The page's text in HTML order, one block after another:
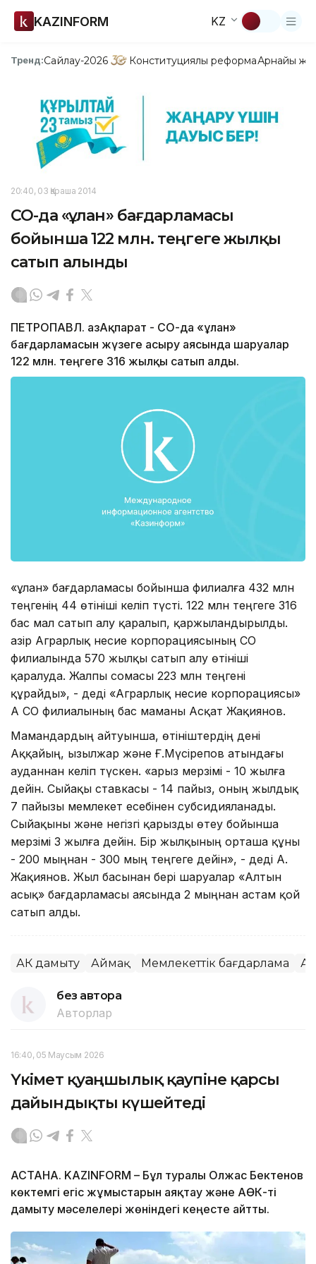
KAZINFORM KZ
Тренд:Сайлау-2026 Конституциялық реформаАрнайы
20:40, 03 Қараша 2014
СҚО-да «Құлан» бағдарламасы
бойынша 122 млн. теңгеге жылқы
сатып алынды
ПЕТРОПАВЛ. ҚазАқпарат - СҚО-да «Құлан»
бағдарламасын жүзеге асыру аясында шаруалар
122 млн. теңгеге 316 жылқы сатып алды.
«Құлан» бағдарламасы бойынша филиалға 432 млн
теңгенің 44 өтініші келіп түсті. 122 млн теңгеге 316
бас мал сатып алу қаралып, қаржыландырылды.
Қазір Аграрлық несие корпорациясының СҚО
филиалында 570 жылқы сатып алу өтініші
қаралуда. Жалпы сомасы 223 млн теңгені
құрайды», - деді «Аграрлық несие корпорациясы»
АҚ СҚО филиалының бас маманы Асқат Жақиянов.
Мамандардың айтуынша, өтініштердің дені
Аққайың, Қызылжар және Ғ.Мүсірепов атындағы
ауданнан келіп түскен. «Қарыз мерзімі - 10 жылға
дейін. Сыйақы ставкасы - 14 пайыз, оның жылдық
7 пайызы мемлекет есебінен субсидияланады.
Сыйақыны және негізгі қарызды өтеу бойынша
мерзімі 3 жылға дейін. Бір жылқының орташа құны
- 200 мыңнан - 300 мың теңгеге дейін», - деді А.
Жақиянов. Жыл басынан бері шаруалар «Алтын
асық» бағдарламасы аясында 2 мыңнан астам қой
сатып алды.
АӨК дамыту Аймақ Мемлекеттік бағдарлама
без автора
Авторлар
16:40, 05 Маусым 2026
Үкімет қуаңшылық қаупіне қарсы
дайындықты күшейтеді
АСТАНА. KAZINFORM – Бұл туралы Олжас Бектенов
көктемгі егіс жұмыстарын аяқтау және АӨК-ті
дамыту мәселелері жөніндегі кеңесте айтты.